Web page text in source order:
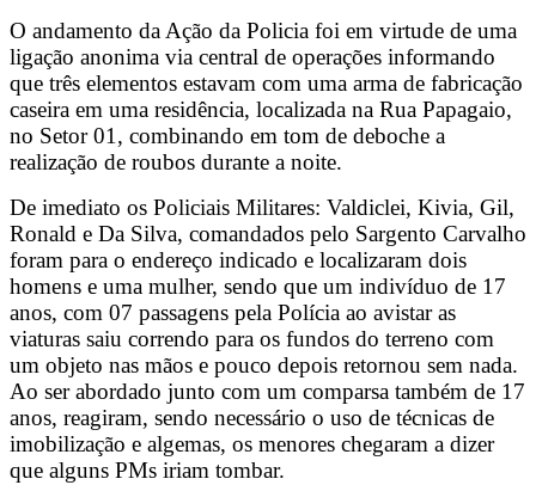
O andamento da Ação da Policia foi em virtude de uma
ligação anonima via central de operações informando
que três elementos estavam com uma arma de fabricação
caseira em uma residência, localizada na Rua Papagaio,
no Setor 01, combinando em tom de deboche a
realização de roubos durante a noite.
De imediato os Policiais Militares: Valdiclei, Kivia, Gil,
Ronald e Da Silva, comandados pelo Sargento Carvalho
foram para o endereço indicado e localizaram dois
homens e uma mulher, sendo que um indivíduo de 17
anos, com 07 passagens pela Polícia ao avistar as
viaturas saiu correndo para os fundos do terreno com
um objeto nas mãos e pouco depois retornou sem nada.
Ao ser abordado junto com um comparsa também de 17
anos, reagiram, sendo necessário o uso de técnicas de
imobilização e algemas, os menores chegaram a dizer
que alguns PMs iriam tombar.